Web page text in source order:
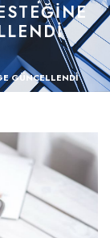
GÜNCELLENDİ